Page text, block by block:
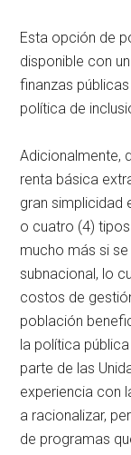
Esta opción de
disponible con
finanzas
política de
Adicionalmente,
renta básica
gran simplicidad
o cuatro (4)
mucho más si
subnacional, lo
costos de
población
la política
parte de las
experiencia con
a racionalizar,
de programas